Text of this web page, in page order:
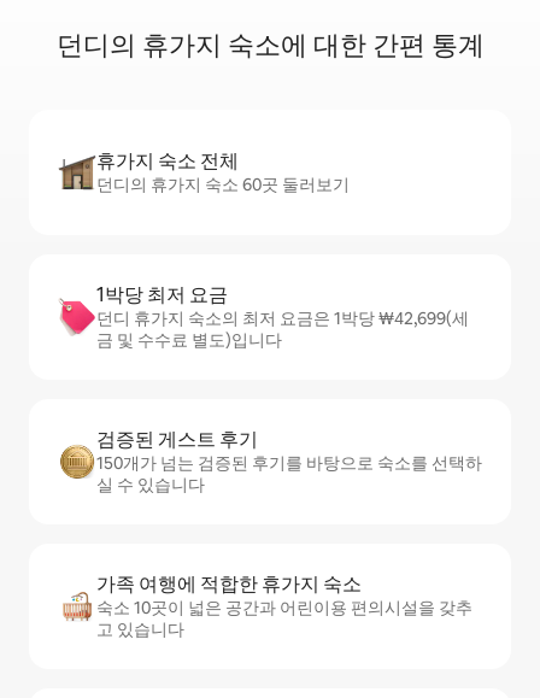
던디의 휴가지 숙소에 대한 간편 통계
휴가지 숙소 전체
던디의 휴가지 숙소 60곳 둘러보기
1박당 최저 요금
던디 휴가지 숙소의 최저 요금은 1박당 ₩42,699(세
금 및 수수료 별도)입니다
검증된 게스트 후기
150개가 넘는 검증된 후기를 바탕으로 숙소를 선택하
실 수 있습니다
가족 여행에 적합한 휴가지 숙소
숙소 10곳이 넓은 공간과 어린이용 편의시설을 갖추
고 있습니다